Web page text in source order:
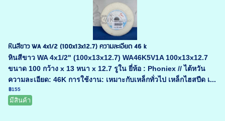
หินสีขาว WA 4x1/2 (100x13x12.7) ความละเอียด 46 k
หินสีขาว WA 4x1/2" (100x13x12.7) WA46K5V1A 100x13x12.7
ขนาด 100 กว้าง x 13 หนา x 12.7 รูใน ยี่ห้อ : Phoniex // ไต้หวัน
ความละเอียด: 46K การใช้งาน: เหมาะกับเหล็กทั่วไป เหล็กไฮสปีด เ...
฿155
มีสินค้า